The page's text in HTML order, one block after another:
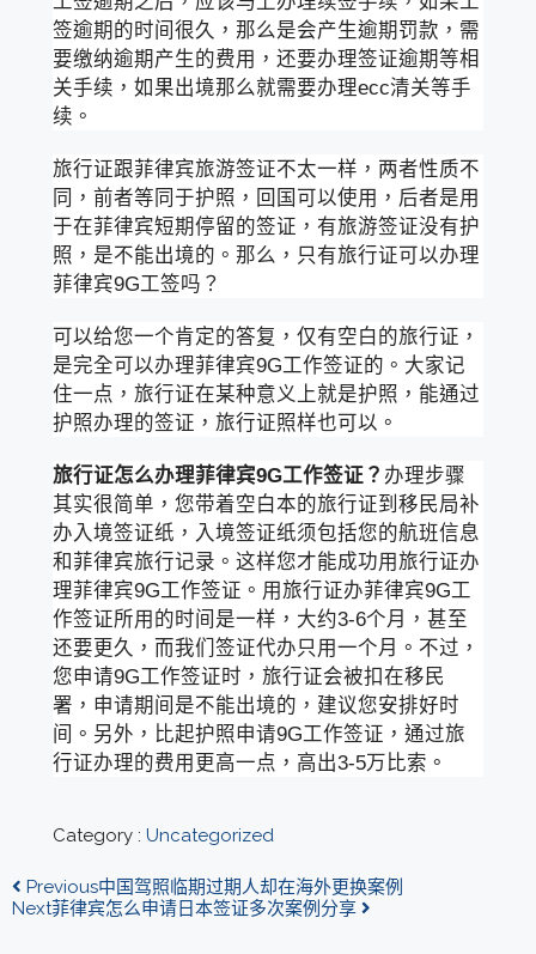
签逾期的时间很久，那么是会产生逾期罚款，需
要缴纳逾期产生的费用，还要办理签证逾期等相
关手续，如果出境那么就需要办理ecc清关等手
续。
旅行证跟菲律宾旅游签证不太一样，两者性质不
同，前者等同于护照，回国可以使用，后者是用
于在菲律宾短期停留的签证，有旅游签证没有护
照，是不能出境的。那么，只有旅行证可以办理
菲律宾9G工签吗？
可以给您一个肯定的答复，仅有空白的旅行证，
是完全可以办理菲律宾9G工作签证的。大家记
住一点，旅行证在某种意义上就是护照，能通过
护照办理的签证，旅行证照样也可以。
旅行证怎么办理菲律宾9G工作签证？ 办理步骤
其实很简单，您带着空白本的旅行证到移民局补
办入境签证纸，入境签证纸须包括您的航班信息
和菲律宾旅行记录。这样您才能成功用旅行证办
理菲律宾9G工作签证。用旅行证办菲律宾9G工
作签证所用的时间是一样，大约3-6个月，甚至
还要更久，而我们签证代办只用一个月。不过，
您申请9G工作签证时，旅行证会被扣在移民
署，申请期间是不能出境的，建议您安排好时
间。另外，比起护照申请9G工作签证，通过旅
行证办理的费用更高一点，高出3-5万比索。
Category : Uncategorized
Previous中国驾照临期过期人却在海外更换案例
Next菲律宾怎么申请日本签证多次案例分享